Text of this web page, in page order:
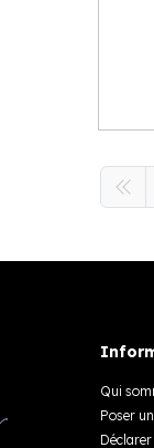
Qui
Poser